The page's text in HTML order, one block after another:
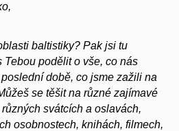
baltistiky? Pak jsi tu
Tebou podělit o vše, co nás
době, co jsme zažili na
se těšit na různé zajímavé
svátcích a oslavách,
osobnostech, knihách, filmech,